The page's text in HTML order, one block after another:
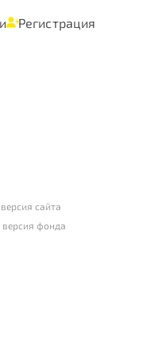
Регистрация
сайта
версия фонда